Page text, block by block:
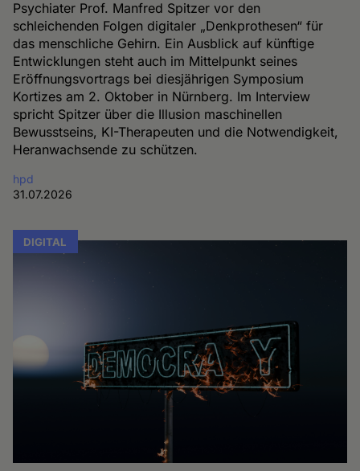
Psychiater Prof. Manfred Spitzer vor den
schleichenden Folgen digitaler „Denkprothesen“ für
das menschliche Gehirn. Ein Ausblick auf künftige
Entwicklungen steht auch im Mittelpunkt seines
Eröffnungsvortrags bei diesjährigen Symposium
Kortizes am 2. Oktober in Nürnberg. Im Interview
spricht Spitzer über die Illusion maschinellen
Bewusstseins, KI-Therapeuten und die Notwendigkeit,
Heranwachsende zu schützen.
hpd
31.07.2026
DIGITAL